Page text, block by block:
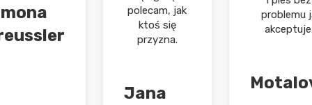
polecam, jak
ktoś się
przyzna.
Jana
problemu